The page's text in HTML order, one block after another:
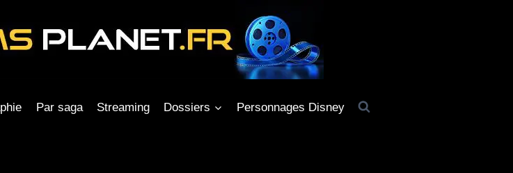
Par saga Streaming Dossiers Personnages Disney